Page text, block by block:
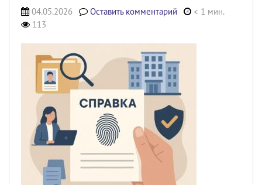
04.05.2026 Оставить комментарий
< 1 мин.
113